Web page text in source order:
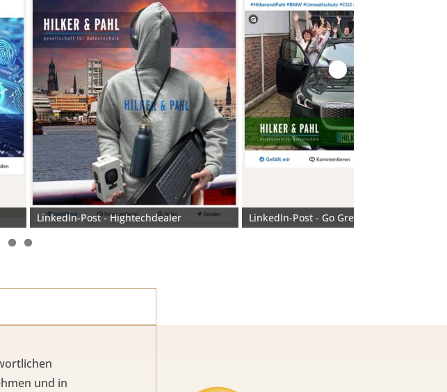
LinkedIn-Post - Hightechdealer LinkedIn-Post - Go Green
und in